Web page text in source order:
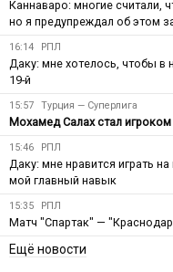
Каннаваро: многие считали,
но я предупреждал об этом
16:14 РПЛ
Даку: мне хотелось, чтобы в
19-й
15:57 Турция — Суперлига
Мохамед Салах стал
15:46 РПЛ
Даку: мне нравится играть
мой главный навык
15:35 РПЛ
Матч "Спартак" —
Ещё новости